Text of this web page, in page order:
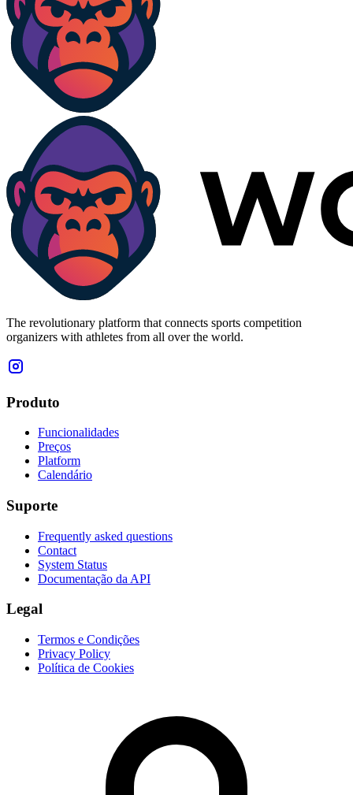
The revolutionary platform that connects sports competition
organizers with athletes from all over the world.
Produto
Funcionalidades
Preços
Platform
Calendário
Suporte
Frequently asked questions
Contact
System Status
Documentação da API
Legal
Termos e Condições
Privacy Policy
Política de Cookies